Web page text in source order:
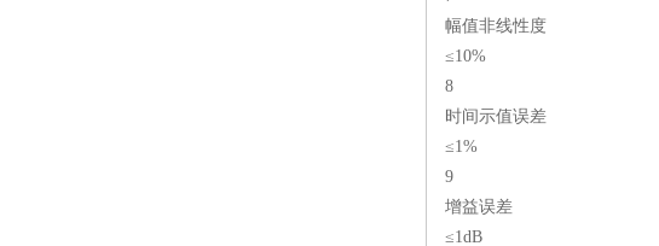
幅值非线性度
≤10%
8
时间示值误差
≤1%
9
增益误差
≤1dB